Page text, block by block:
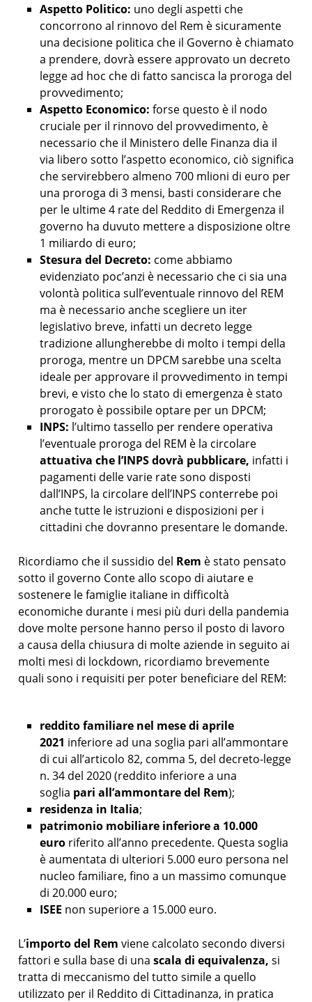
Aspetto Politico: uno degli aspetti che
concorrono al rinnovo del Rem è sicuramente
una decisione politica che il Governo è chiamato
a prendere, dovrà essere approvato un decreto
legge ad hoc che di fatto sancisca la proroga del
provvedimento;
Aspetto Economico: forse questo è il nodo
cruciale per il rinnovo del provvedimento, è
necessario che il Ministero delle Finanza dia il
via libero sotto l’aspetto economico, ciò significa
che servirebbero almeno 700 mlioni di euro per
una proroga di 3 mensi, basti considerare che
per le ultime 4 rate del Reddito di Emergenza il
governo ha duvuto mettere a disposizione oltre
1 miliardo di euro;
Stesura del Decreto: come abbiamo
evidenziato poc’anzi è necessario che ci sia una
volontà politica sull’eventuale rinnovo del REM
ma è necessario anche scegliere un iter
legislativo breve, infatti un decreto legge
tradizione allungherebbe di molto i tempi della
proroga, mentre un DPCM sarebbe una scelta
ideale per approvare il provvedimento in tempi
brevi, e visto che lo stato di emergenza è stato
prorogato è possibile optare per un DPCM;
INPS: l’ultimo tassello per rendere operativa
l’eventuale proroga del REM è la circolare
attuativa che l’INPS dovrà pubblicare, infatti i
pagamenti delle varie rate sono disposti
dall’INPS, la circolare dell’INPS conterrebe poi
anche tutte le istruzioni e disposizioni per i
cittadini che dovranno presentare le domande.
Ricordiamo che il sussidio del Rem è stato pensato
sotto il governo Conte allo scopo di aiutare e
sostenere le famiglie italiane in difficoltà
economiche durante i mesi più duri della pandemia
dove molte persone hanno perso il posto di lavoro
a causa della chiusura di molte aziende in seguito ai
molti mesi di lockdown, ricordiamo brevemente
quali sono i requisiti per poter beneficiare del REM:
reddito familiare nel mese di aprile
2021 inferiore ad una soglia pari all’ammontare
di cui all’articolo 82, comma 5, del decreto-legge
n. 34 del 2020 (reddito inferiore a una
soglia pari all’ammontare del Rem);
residenza in Italia;
patrimonio mobiliare inferiore a 10.000
euroriferito all’anno precedente. Questa soglia
è aumentata di ulteriori 5.000 euro persona nel
nucleo familiare, fino a un massimo comunque
di 20.000 euro;
ISEE non superiore a 15.000 euro.
L’importo del Rem viene calcolato secondo diversi
fattori e sulla base di unascala di equivalenza,si
tratta di meccanismo del tutto simile a quello
utilizzato per il Reddito di Cittadinanza, in pratica